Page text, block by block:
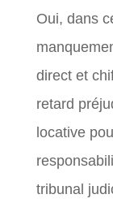
Oui, dans
direct et
retard
locative
tribunal